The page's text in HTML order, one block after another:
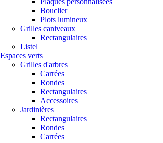
Plaques personnalisées
Bouclier
Plots lumineux
Grilles caniveaux
Rectangulaires
Listel
Espaces verts
Grilles d'arbres
Carrées
Rondes
Rectangulaires
Accessoires
Jardinières
Rectangulaires
Rondes
Carrées